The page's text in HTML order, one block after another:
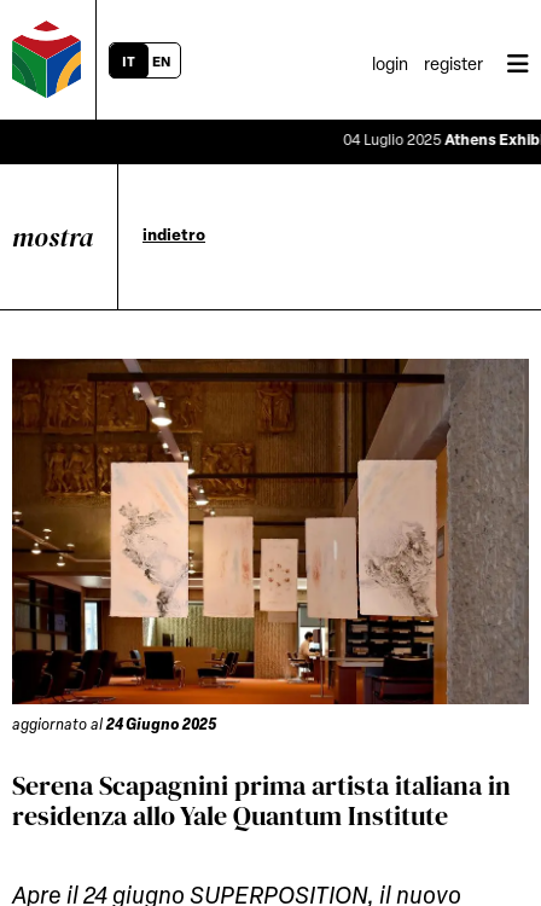
IT EN login register
04 Luglio 2025Athens Exhibition
mostra indietro
aggiornato al24 Giugno 2025
Serena Scapagnini prima artista italiana in
residenza allo Yale Quantum Institute
Apre il 24 giugno SUPERPOSITION, il nuovo